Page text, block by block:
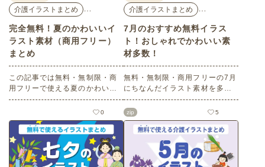
介護イラストまとめ
完全無料！夏のかわいいイ
ラスト素材（商用フリー）
まとめ
この記事では無料・無制限・商
用フリーで使える夏のかわいい
イラスト素材を多数ご紹介いた
します。夏の花であるひまわり
や朝顔、夏祭り、花火、七夕な
ど夏ならではのかわいいイラス
トをご用意！ポスターやパンフ
レットなどで使いやすいテイス
トなので、ぜひご活用くださ
0
介護イラストまとめ
7月のおすすめ無料イラス
ト！おしゃれでかわいい素
材多数！
無料・無制限・商用フリーの7月
にちなんだイラスト素材を多数
ご紹介します。どれも印刷に適
した解像度で、点数制限なしで
自由に使える素材ばかり♪どなた
でもご利用いただけます！ぜひ
ご活用ください。
zip 5